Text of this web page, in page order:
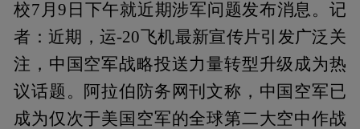
校7月9日下午就近期涉军问题发布消息。记
者：近期，运-20飞机最新宣传片引发广泛关
注，中国空军战略投送力量转型升级成为热
议话题。阿拉伯防务网刊文称，中国空军已
成为仅次于美国空军的全球第二大空中作战